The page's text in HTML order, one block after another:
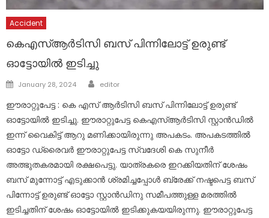
Accident
കെഎസ്ആർടിസി ബസ് പിന്നിലോട്ട് ഉരുണ്ട്
ഓട്ടോയിൽ ഇടിച്ചു
Posted
January 28, 2024 Author
editor
ഈരാറ്റുപേട്ട : കെ എസ് ആർടിസി ബസ് പിന്നിലോട്ട് ഉരുണ്ട്
ഓട്ടോയിൽ ഇടിച്ചു. ഈരാറ്റുപേട്ട കെഎസ്ആർടിസി സ്റ്റാൻഡിൽ
ഇന്ന് വൈകിട്ട് ആറു മണിക്കായിരുന്നു അപകടം. അപകടത്തിൽ
ഓട്ടോ ഡ്രൈവർ ഈരാറ്റുപേട്ട സ്വദേശി കെ സുനീർ
അത്ഭുതകരമായി രക്ഷപെട്ടു. യാത്രകരെ ഇറക്കിയതിന് ശേഷം
ബസ് മുന്നോട്ട് എടുക്കാൻ ശ്രമിച്ചപ്പോൾ ബ്രേക്ക് നഷ്ടപെട്ട ബസ്
പിന്നോട്ട് ഉരുണ്ട് ഓട്ടോ സ്റ്റാൻഡിനു സമീപത്തുള്ള മരത്തിൽ
ഇടിച്ചതിന് ശേഷം ഓട്ടോയിൽ ഇടിക്കുകയയിരുന്നു. ഈരാറ്റുപേട്ട